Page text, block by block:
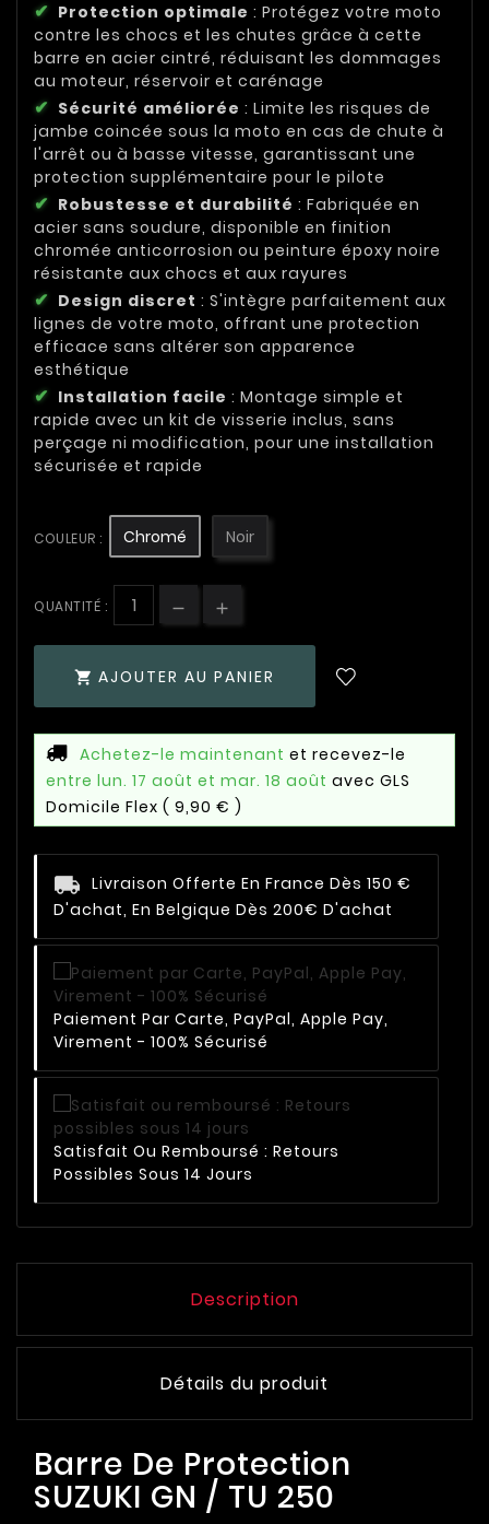
Protection optimale : Protégez votre moto
contre les chocs et les chutes grâce à cette
barre en acier cintré, réduisant les dommages
au moteur, réservoir et carénage
Sécurité améliorée : Limite les risques de
jambe coincée sous la moto en cas de chute à
l'arrêt ou à basse vitesse, garantissant une
protection supplémentaire pour le pilote
Robustesse et durabilité : Fabriquée en
acier sans soudure, disponible en finition
chromée anticorrosion ou peinture époxy noire
résistante aux chocs et aux rayures
Design discret : S'intègre parfaitement aux
lignes de votre moto, offrant une protection
efficace sans altérer son apparence
esthétique
Installation facile : Montage simple et
rapide avec un kit de visserie inclus, sans
perçage ni modification, pour une installation
sécurisée et rapide
COULEUR : Chromé Noir
QUANTITÉ :
 AJOUTER AU PANIER
Achetez-le maintenant et recevez-le
entre lun. 17 août et mar. 18 août avec GLS
Domicile Flex ( 9,90 € )
Livraison Offerte En France Dès 150 €
D'achat, En Belgique Dès 200€ D'achat
Paiement Par Carte, PayPal, Apple Pay,
Virement - 100% Sécurisé
Satisfait Ou Remboursé : Retours
Possibles Sous 14 Jours
Description
Détails du produit
Barre De Protection
SUZUKI GN / TU 250